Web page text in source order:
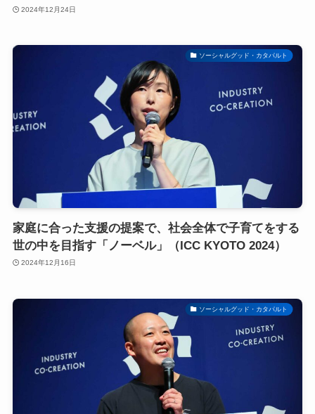
2024年12月24日
ソーシャルグッド・カタパルト
家庭に合った支援の提案で、社会全体で子育てをする
世の中を目指す「ノーベル」（ICC KYOTO 2024）
2024年12月16日
ソーシャルグッド・カタパルト